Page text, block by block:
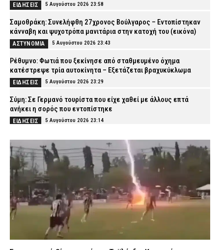
ΕΙΔΗΣΕΙΣ 5 Αυγούστου 2026 23:58
Σαμοθράκη: Συνελήφθη 27χρονος Βούλγαρος – Εντοπίστηκαν
κάνναβη και ψυχοτρόπα μανιτάρια στην κατοχή του (εικόνα)
ΑΣΤΥΝΟΜΙΑ 5 Αυγούστου 2026 23:43
Ρέθυμνο: Φωτιά που ξεκίνησε από σταθμευμένο όχημα
κατέστρεψε τρία αυτοκίνητα – Εξετάζεται βραχυκύκλωμα
ΕΙΔΗΣΕΙΣ 5 Αυγούστου 2026 23:29
Σύμη: Σε Γερμανό τουρίστα που είχε χαθεί με άλλους επτά
ανήκει η σορός που εντοπίστηκε
ΕΙΔΗΣΕΙΣ 5 Αυγούστου 2026 23:14
Βόλος: Φωτιά ξέσπασε στα Αϊβαλιώτικα – Ισχυρές
πυροσβεστικές δυνάμεις επιχειρούν στο σημείο
ΕΙΔΗΣΕΙΣ 5 Αυγούστου 2026 23:00
Σοκαριστικό βίντεο από την Ταϊλάνδη: Κεραυνός σκότωσε
24χρονο ποδοσφαιριστή κατά τη διάρκεια αγώνα
ΔΙΕΘΝΗ 5 Αυγούστου 2026 22:53
Ψάθα: Αυτός είναι ο Έλληνας χειριστής που σκοτώθηκε από τη
σύγκρουση ελικοπτέρων – Μια ημέρα πριν επιχειρούσε στον
τόπο καταγωγής του